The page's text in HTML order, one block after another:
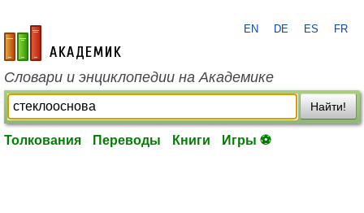
academic.ru
EN DE ES FR
Словари и энциклопедии на Академике
Найти!
Толкования Переводы Книги Игры ⚽